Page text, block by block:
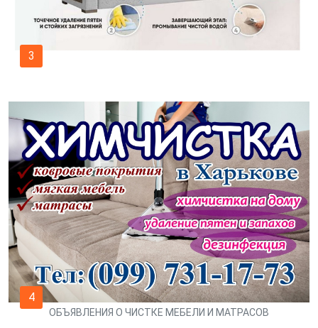
3
4
ОБЪЯВЛЕНИЯ О ЧИСТКЕ МЕБЕЛИ И МАТРАСОВ